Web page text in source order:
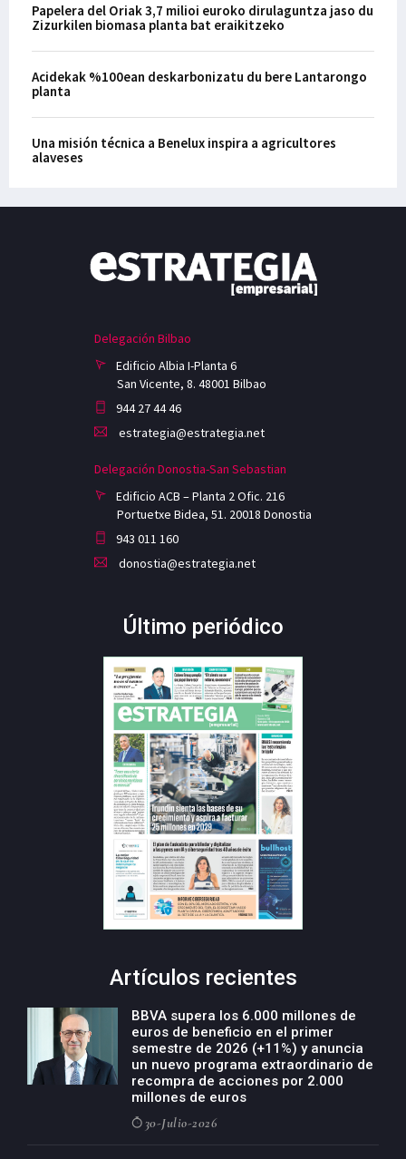
Papelera del Oriak 3,7 milioi euroko dirulaguntza jaso du
Zizurkilen biomasa planta bat eraikitzeko
Acidekak %100ean deskarbonizatu du bere Lantarongo
planta
Una misión técnica a Benelux inspira a agricultores
alaveses
Delegación Bilbao
Edificio Albia I-Planta 6
San Vicente, 8. 48001 Bilbao
944 27 44 46
estrategia@estrategia.net
Delegación Donostia-San Sebastian
Edificio ACB – Planta 2 Ofic. 216
Portuetxe Bidea, 51. 20018 Donostia
943 011 160
donostia@estrategia.net
Último periódico
Artículos recientes
BBVA supera los 6.000 millones de
euros de beneficio en el primer
semestre de 2026 (+11%) y anuncia
un nuevo programa extraordinario de
recompra de acciones por 2.000
millones de euros
30-Julio-2026